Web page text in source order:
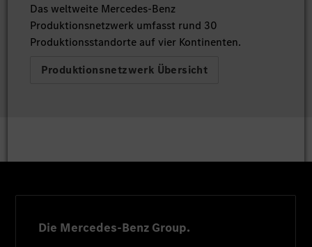
Das weltweite Mercedes-Benz
Produktionsnetzwerk umfasst rund 30
Produktionsstandorte auf vier Kontinenten.
Produktionsnetzwerk Übersicht
Die Mercedes-Benz Group.